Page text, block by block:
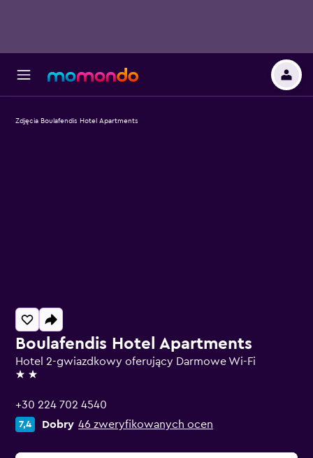
Boulafendis Hotel Apartments
Hotel 2-gwiazdkowy oferujący Darmowe Wi-Fi
2 gwiazdki
+30 224 702 4540
7,4 Dobry 46 zweryfikowanych ocen
Zdjęcia Boulafendis Hotel Apartments